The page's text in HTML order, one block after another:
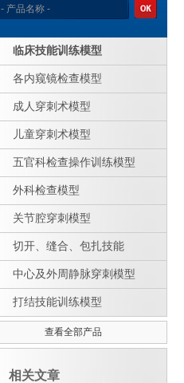
临床技能训练模型
各内窥镜检查模型
成人穿刺术模型
儿童穿刺术模型
五官科检查操作训练模型
外科检查模型
关节腔穿刺模型
切开、缝合、包扎技能
中心及外周静脉穿刺模型
打结技能训练模型
查看全部产品
相关文章